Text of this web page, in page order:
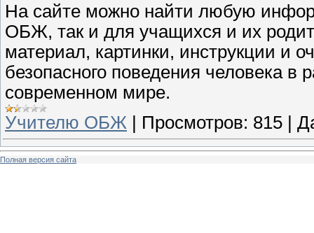
На сайте можно найти любую
ОБЖ, так и для учащихся и их
материал, картинки, инструкции и
безопасного поведения человека в
современном мире.
Учителю ОБЖ
Просмотров: 815
Полная версия сайта